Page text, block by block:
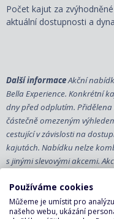
Počet kajut za
aktuální dostupnosti a
Další informaceAkční
Bella Experience. Konkrétní
dny před odplutím.
částečně omezeným
cestující v závislosti na
kajutách. Nabídku nelze
s jinými slevovými akcemi.
Destinace
nerozhoduje
Používáme cookies
Můžeme je umístit pro
našeho webu, ukázání